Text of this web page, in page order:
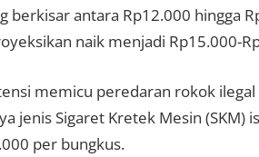
berkisar antara Rp12.000 hingga
naik menjadi Rp15.000-
memicu peredaran rokok ilegal
jenis Sigaret Kretek Mesin (SKM)
per bungkus.